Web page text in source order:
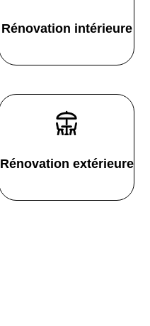
Rénovation intérieure
Rénovation extérieure